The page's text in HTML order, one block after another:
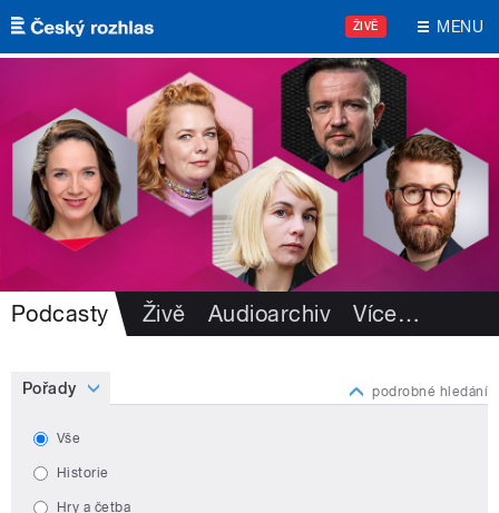
Přejít k hlavnímu obsahu
ŽIVĚ MENU
Podcasty Živě Audioarchiv Více…
Pořady podrobné hledání
Vše
Historie
Hry a četba